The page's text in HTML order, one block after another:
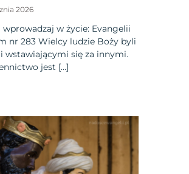
2026
wprowadzaj w życie: Evangelii
nr 283 Wielcy ludzie Boży byli
wstawiającymi się za innymi.
jest […]